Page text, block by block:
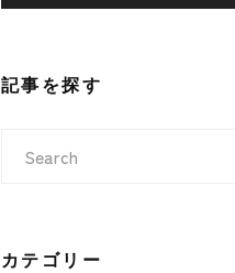
記事を探す
カテゴリー